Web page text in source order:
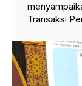
Transaksi